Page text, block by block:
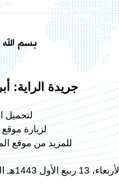
بسم
جريدة الراية:
لتحميل
لزيارة
للمزيد من موقع
الأربعاء، 13 ربيع الأول 1443هـ الموافق 20 تشرين الأول/أكتوبر 2021م